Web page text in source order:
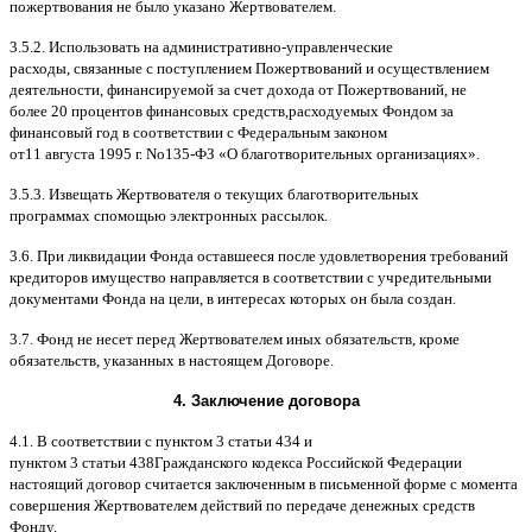
пожертвования не было указано Жертвователем
3.5.2. Использовать на административно-управленческие
расходы связанные с поступлением Пожертвований и осуществлением
деятельности финансируемой за счет дохода от Пожертвований не
более 20 процентов финансовых средств расходуемых Фондом за
финансовый год в соответствии с Федеральным законом
от11 августа 1995 г. No135-ФЗ «О благотворительных организациях».
3.5.3. Извещать Жертвователя o текущих благотворительных
программах cпомощью электронных рассылок
3.6. При ликвидации Фонда оставшееся после удовлетворения требований
кредиторов имущество направляется в соответствии с учредительными
документами Фонда на цели в интересах которых он была создан
3.7. Фонд не несет перед Жертвователем иных обязательств кроме
обязательств указанных в настоящем Договоре
4. Заключение договора
4.1. B соответствии с пунктом 3 статьи 434 и
пунктом 3 статьи 438Гражданского кодекса Российской Федерации
настоящий договор считается заключенным в письменной форме c момента
совершения Жертвователем действий по передаче денежных средств
Фонду.